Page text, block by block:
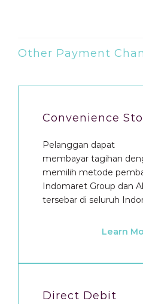
Other Payment
Convenience
Pelanggan dapat
membayar tagihan
memilih metode
Indomaret Group dan
tersebar di seluruh
Learn
Direct Debit